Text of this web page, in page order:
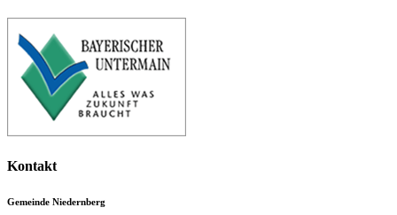
Kontakt
Gemeinde Niedernberg